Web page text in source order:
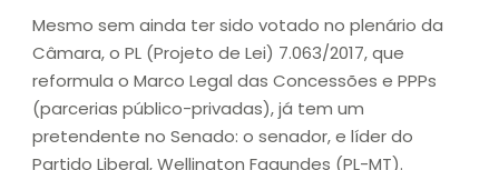
Mesmo sem ainda ter sido votado no plenário da
Câmara, o PL (Projeto de Lei) 7.063/2017, que
reformula o Marco Legal das Concessões e PPPs
(parcerias público-privadas), já tem um
pretendente no Senado: o senador, e líder do
Partido Liberal, Wellington Fagundes (PL-MT).